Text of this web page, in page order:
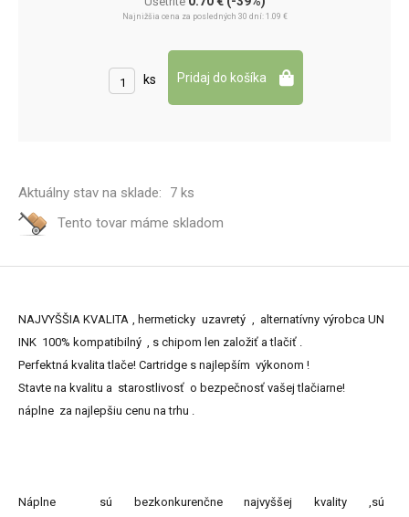
Najnižšia cena za posledných 30 dní: 1.09 €
ks
Aktuálny stav na sklade:
7 ks
Tento tovar máme skladom
NAJVYŠŠIA KVALITA , hermeticky uzavretý , alternatívny výrobca UN
INK 100% kompatibilný , s chipom len založiť a tlačiť .
Perfektná kvalita tlače! Cartridge s najlepším výkonom !
Stavte na kvalitu a starostlivosť o bezpečnosť vašej tlačiarne!
náplne za najlepšiu cenu na trhu .
Náplne sú bezkonkurenčne najvyššej kvality ,sú